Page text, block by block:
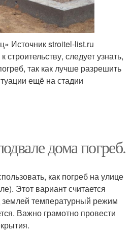
Погреб в деревянном
доме
Погреб под террасой
Источник stroitel-list.ru
следует узнать,
так как лучше разрешить
ещё на стадии
дома погреб.
как погреб на улице
Этот вариант считается
температурный режим
Важно грамотно провести